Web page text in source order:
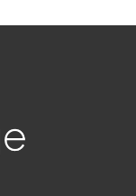
ム
ロ
シ